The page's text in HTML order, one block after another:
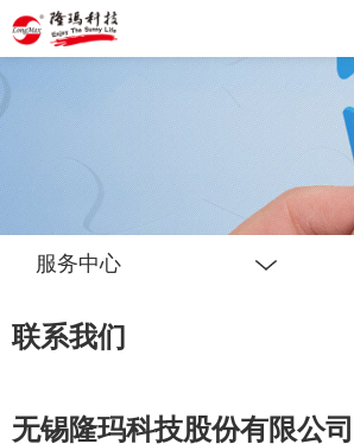
隆玛
服务中心
联系我们
无锡隆玛科技股份有限公司